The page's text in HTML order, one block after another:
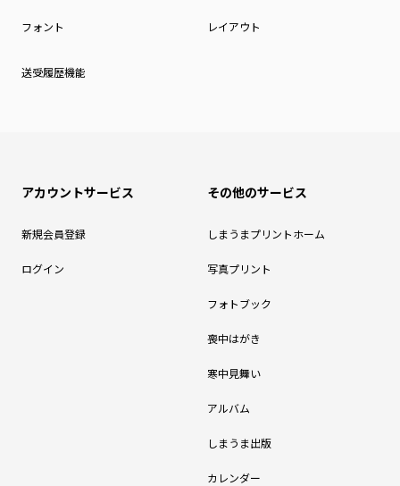
フォント レイアウト
送受履歴機能
アカウントサービス
新規会員登録
ログイン
その他のサービス
しまうまプリントホーム
写真プリント
フォトブック
喪中はがき
寒中見舞い
アルバム
しまうま出版
カレンダー